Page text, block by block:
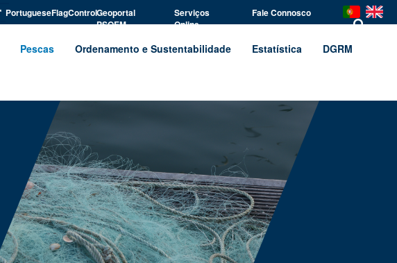
PortugueseFlagControlGeoportal
PSOEM
Serviços
Online
Fale Connosco
Pescas Ordenamento e Sustentabilidade Estatística DGRM